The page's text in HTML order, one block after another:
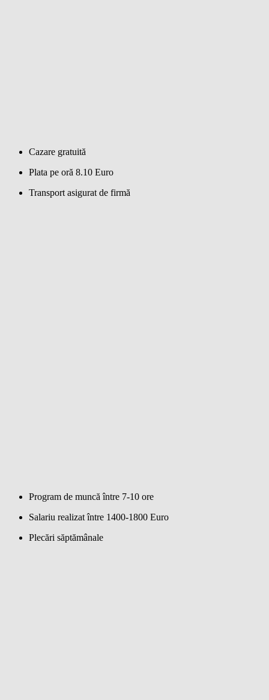
Cazare gratuită
Plata pe oră 8.10 Euro
Transport asigurat de firmă
Program de muncă între 7-10 ore
Salariu realizat între 1400-1800 Euro
Plecări săptămânale